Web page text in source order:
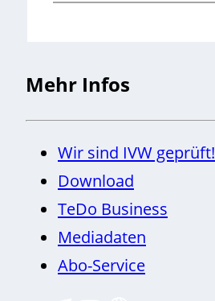
Mehr Infos
Wir sind IVW geprüft!
Download
TeDo Business
Mediadaten
Abo-Service